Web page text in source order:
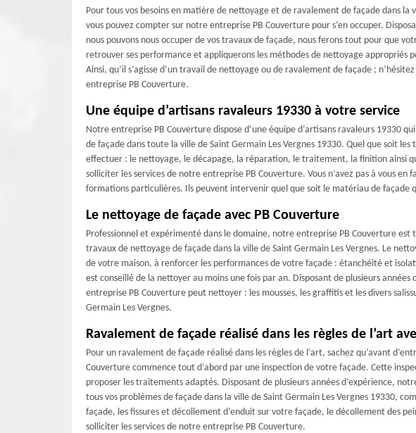
Pour tous vos besoins en matière de nettoyage et de ravalement de façade dans la
vous pouvez compter sur notre entreprise PB Couverture pour s’en occuper.
nous pouvons nous occuper de vos travaux de façade, nous ferons tout pour que
retrouver ses performance et appliquerons les méthodes de nettoyage appropriés
Ainsi, qu’il s’agisse d’un travail de nettoyage ou de ravalement de façade ;
entreprise PB Couverture.
Une équipe d’artisans ravaleurs 19330 à votre service
Notre entreprise PB Couverture dispose d’une équipe d’artisans ravaleurs 19330
de façade dans toute la ville de Saint Germain Les Vergnes 19330. Quel que soit les
effectuer : le nettoyage, le décapage, la réparation, le traitement, la finition ainsi
solliciter les services de notre entreprise PB Couverture. Vous n’avez pas à vous en
formations particulières. Ils peuvent intervenir quel que soit le matériau de façade
Le nettoyage de façade avec PB Couverture
Professionnel et expérimenté dans le domaine, notre entreprise PB Couverture
travaux de nettoyage de façade dans la ville de Saint Germain Les Vergnes. Le
de votre maison, à renforcer les performances de votre façade : étanchéité et
est conseillé de la nettoyer au moins une fois par an. Disposant de plusieurs années
entreprise PB Couverture peut nettoyer : les mousses, les graffitis et les divers
Germain Les Vergnes.
Ravalement de façade réalisé dans les règles de l’art
Pour un ravalement de façade réalisé dans les règles de l’art, sachez qu’avant
Couverture commence tout d’abord par une inspection de votre façade. Cette
proposer les traitements adaptés. Disposant de plusieurs années d’expérience,
tous vos problèmes de façade dans la ville de Saint Germain Les Vergnes 19330,
façade, les fissures et décollement d’enduit sur votre façade, le décollement des
solliciter les services de notre entreprise PB Couverture.